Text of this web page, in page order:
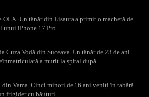
OLX. Un tânăr din Lisaura a primit o machetă de
iPhone 17 Pro...
Cuza Vodă din Suceava. Un tânăr de 23 de ani
a murit la spital după...
din Vama. Cinci minori de 16 ani veniți în tabără
frigider cu băuturi